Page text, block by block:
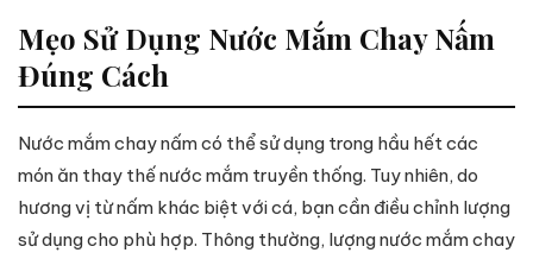
Mẹo Sử Dụng Nước Mắm Chay Nấm
Đúng Cách
Nước mắm chay nấm có thể sử dụng trong hầu hết các
món ăn thay thế nước mắm truyền thống. Tuy nhiên, do
hương vị từ nấm khác biệt với cá, bạn cần điều chỉnh lượng
sử dụng cho phù hợp. Thông thường, lượng nước mắm chay